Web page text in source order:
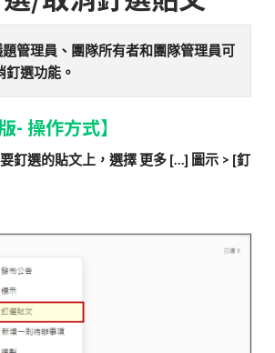
管理員、團隊所有者和團隊管理員可
選功能。
- 操作方式】
釘選的貼文上，選擇 更多 […] 圖示 > [釘